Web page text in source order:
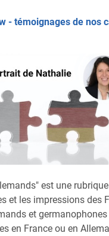
- témoignages de nos
est une
et les impressions des
et
en France ou en